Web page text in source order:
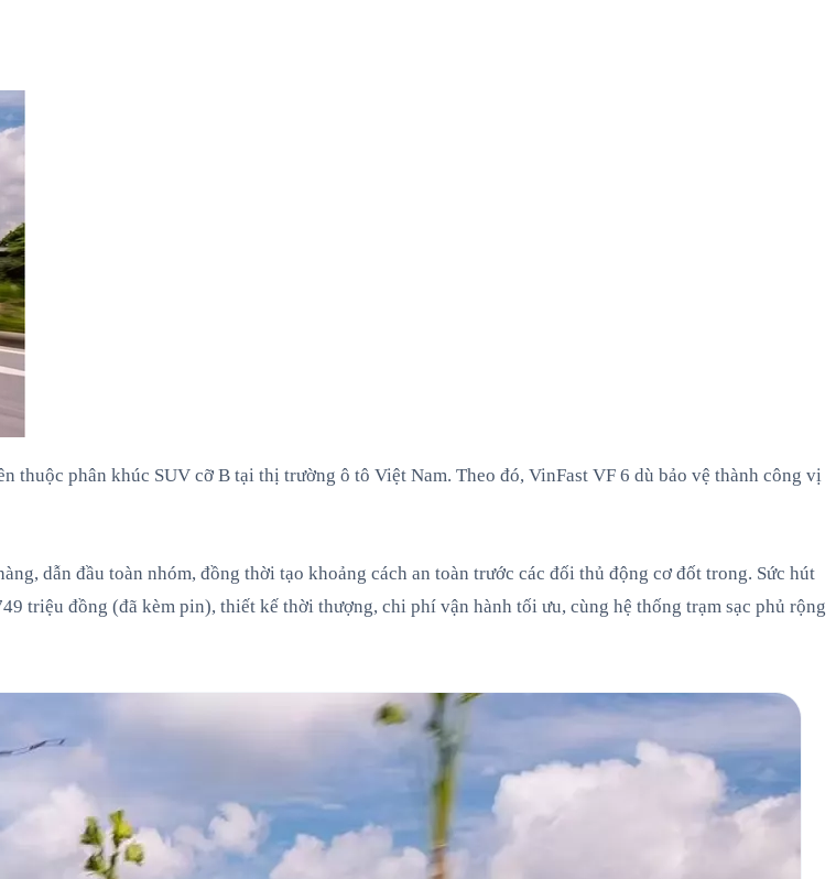
thuộc phân khúc SUV cỡ B tại thị trường ô tô Việt Nam. Theo đó, VinFast VF 6 dù bảo vệ thành công vị
dẫn đầu toàn nhóm, đồng thời tạo khoảng cách an toàn trước các đối thủ động cơ đốt trong. Sức hút
triệu đồng (đã kèm pin), thiết kế thời thượng, chi phí vận hành tối ưu, cùng hệ thống trạm sạc phủ rộng